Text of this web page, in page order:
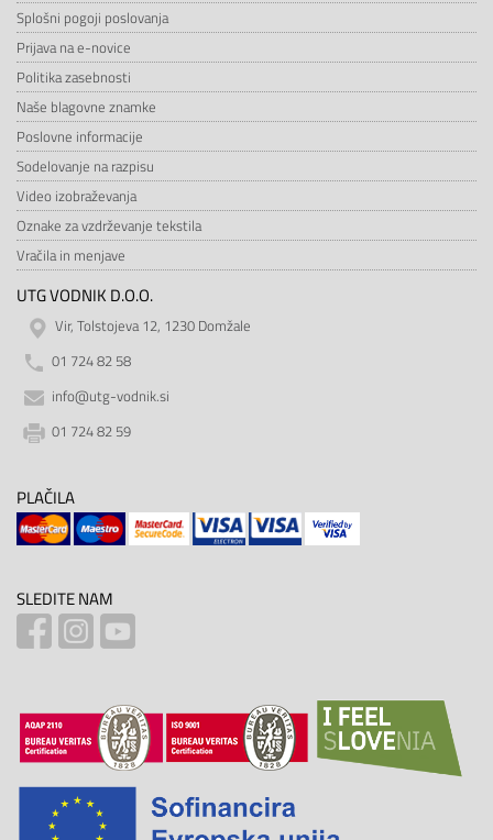
Splošni pogoji poslovanja
Prijava na e-novice
Politika zasebnosti
Naše blagovne znamke
Poslovne informacije
Sodelovanje na razpisu
Video izobraževanja
Oznake za vzdrževanje tekstila
Vračila in menjave
UTG VODNIK D.O.O.
Vir, Tolstojeva 12, 1230 Domžale
01 724 82 58
info@utg-vodnik.si
01 724 82 59
PLAČILA
SLEDITE NAM